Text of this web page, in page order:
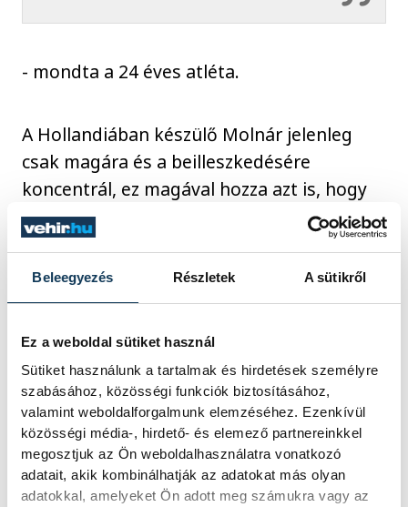
Beleegyezés Részletek A sütikről
Ez a weboldal sütiket használ
Sütiket használunk a tartalmak és hirdetések személyre
szabásához, közösségi funkciók biztosításához,
valamint weboldalforgalmunk elemzéséhez. Ezenkívül
közösségi média-, hirdető- és elemező partnereinkkel
megosztjuk az Ön weboldalhasználatra vonatkozó
adatait, akik kombinálhatják az adatokat más olyan
adatokkal, amelyeket Ön adott meg számukra vagy az
- mondta a 24 éves atléta.
A Hollandiában készülő Molnár jelenleg
csak magára és a beilleszkedésére
koncentrál, ez magával hozza azt is, hogy
kevésbé tartja a kapcsolatot a külvilággal.
tettek híve vagyok, mintsem,
hogy kifelé kommunikáljak,
hogy hogy vagyok. Persze
fogok magamról
visszajelzést adni, de az majd
később lesz jellemzőbb.